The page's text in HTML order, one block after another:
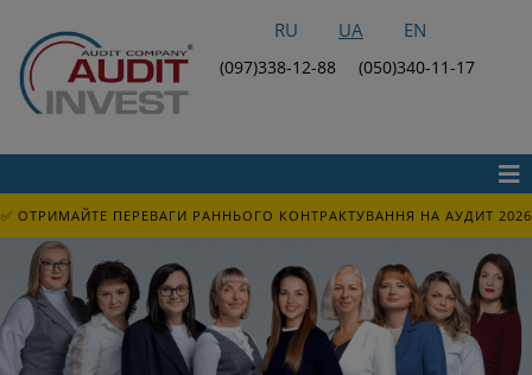
RU UA EN
(097)338-12-88 (050)340-11-17
✅ ОТРИМАЙТЕ ПЕРЕВАГИ РАННЬОГО КОНТРАКТУВАННЯ НА АУДИТ 2026